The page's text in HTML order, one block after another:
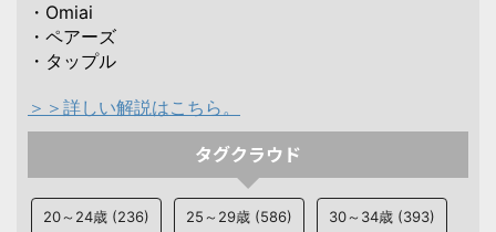
・Omiai
・ペアーズ
・タップル
＞＞詳しい解説はこちら。
タグクラウド
20～24歳 (236) 25～29歳 (586) 30～34歳 (393)